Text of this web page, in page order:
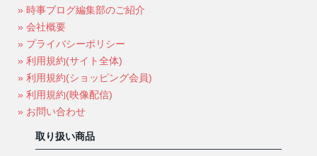
» 時事ブログ編集部のご紹介
» 会社概要
» プライバシーポリシー
» 利用規約(サイト全体)
» 利用規約(ショッピング会員)
» 利用規約(映像配信)
» お問い合わせ
取り扱い商品